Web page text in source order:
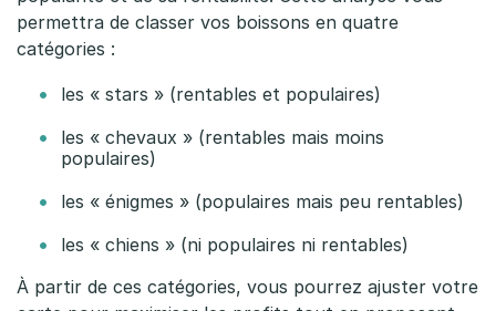
r
r
permettra de classer vos boissons en quatre
catégories :
les « stars » (rentables et populaires)
les « chevaux » (rentables mais moins
populaires)
les « énigmes » (populaires mais peu rentables)
les « chiens » (ni populaires ni rentables)
À partir de ces catégories, vous pourrez ajuster votre